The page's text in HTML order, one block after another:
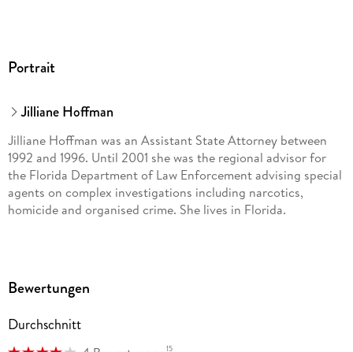
Portrait
Jilliane Hoffman
Jilliane Hoffman was an Assistant State Attorney between
1992 and 1996. Until 2001 she was the regional advisor for
the Florida Department of Law Enforcement advising special
agents on complex investigations including narcotics,
homicide and organised crime. She lives in Florida.
Bewertungen
Durchschnitt
15